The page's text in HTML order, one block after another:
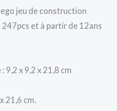
jeu de construction
et à partir de 12ans
9,2 x 9,2 x 21,8 cm
21,6 cm.